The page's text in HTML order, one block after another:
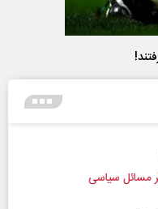
مسائل سیاسی